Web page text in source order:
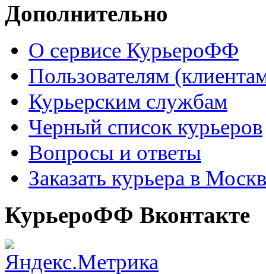
Дополнительно
О сервисе КурьероФФ
Пользователям
Курьерским службам
Черный список курьеров
Вопросы и ответы
Заказать курьера в
КурьероФФ Вконтакте